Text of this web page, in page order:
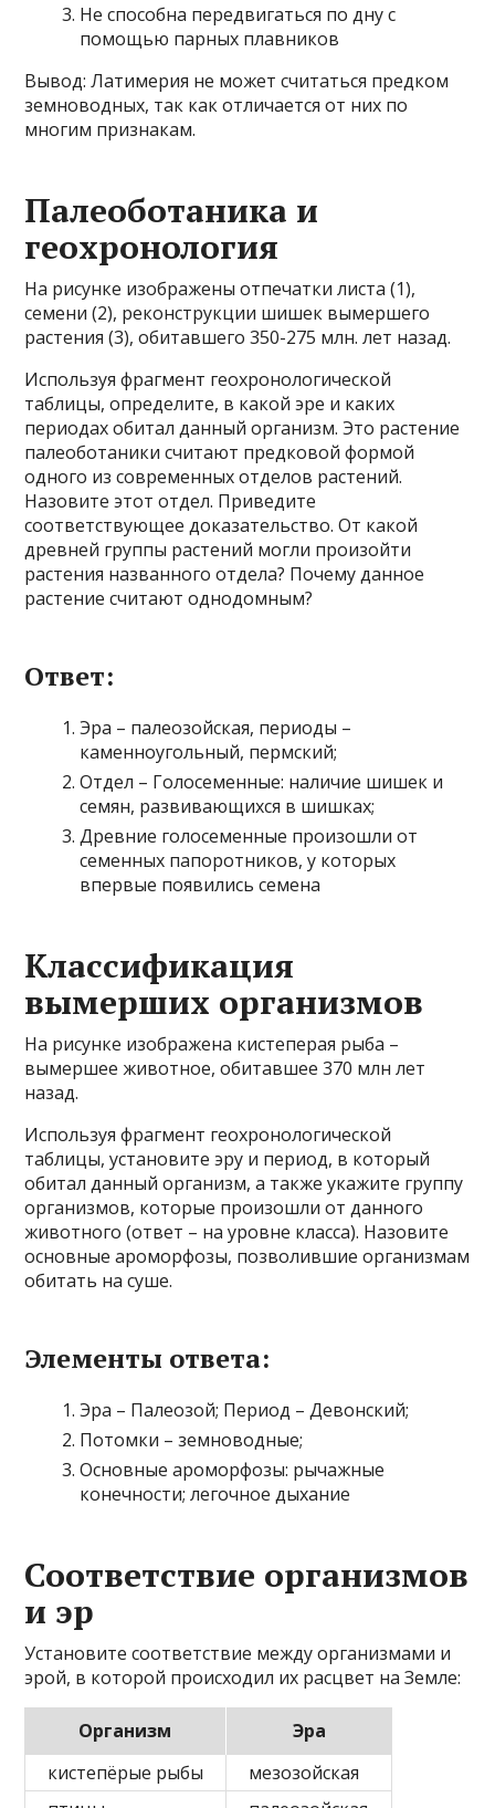
Не способна передвигаться по дну с
помощью парных плавников
Вывод: Латимерия не может считаться предком
земноводных, так как отличается от них по
многим признакам.
Палеоботаника и
геохронология
На рисунке изображены отпечатки листа (1),
семени (2), реконструкции шишек вымершего
растения (3), обитавшего 350-275 млн. лет назад.
Используя фрагмент геохронологической
таблицы, определите, в какой эре и каких
периодах обитал данный организм. Это растение
палеоботаники считают предковой формой
одного из современных отделов растений.
Назовите этот отдел. Приведите
соответствующее доказательство. От какой
древней группы растений могли произойти
растения названного отдела? Почему данное
растение считают однодомным?
Ответ:
Эра – палеозойская, периоды –
каменноугольный, пермский;
Отдел – Голосеменные: наличие шишек и
семян, развивающихся в шишках;
Древние голосеменные произошли от
семенных папоротников, у которых
впервые появились семена
Классификация
вымерших организмов
На рисунке изображена кистеперая рыба –
вымершее животное, обитавшее 370 млн лет
назад.
Используя фрагмент геохронологической
таблицы, установите эру и период, в который
обитал данный организм, а также укажите группу
организмов, которые произошли от данного
животного (ответ – на уровне класса). Назовите
основные ароморфозы, позволившие организмам
обитать на суше.
Элементы ответа:
Эра – Палеозой; Период – Девонский;
Потомки – земноводные;
Основные ароморфозы: рычажные
конечности; легочное дыхание
Соответствие организмов
и эр
Установите соответствие между организмами и
эрой, в которой происходил их расцвет на Земле:
Организм
Эра
кистепёрые рыбы
мезозойская